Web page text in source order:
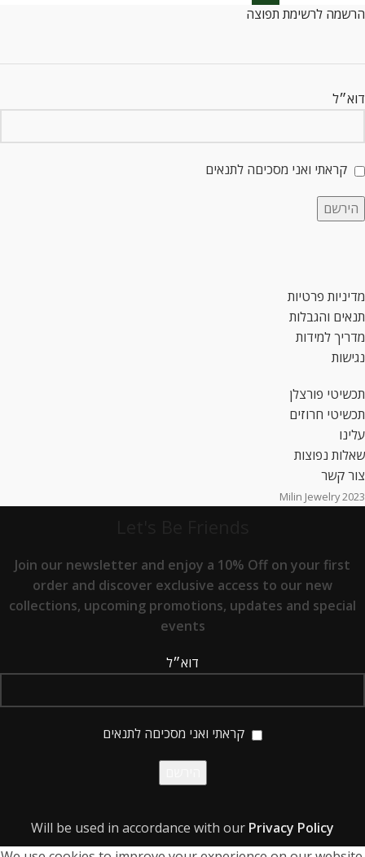
הרשמה לרשימת תפוצה
דוא״ל
קראתי ואני מסכיםה לתנאים
מדיניות פרטיות
תנאים והגבלות
מדריך למידות
נגישות
תכשיטי פורצלן
תכשיטי חרוזים
עלינו
שאלות נפוצות
צור קשר
2023 Milin Jewelry
Join our newsletter and enjoy a 10% Off on your first
order and discover exclusive access to our new
collections, upcoming promotions, updates and special
events
דוא״ל
קראתי ואני מסכיםה לתנאים
Will be used in accordance with our Privacy Policy